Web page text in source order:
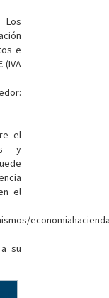
e
(IVA
el
y
el
su